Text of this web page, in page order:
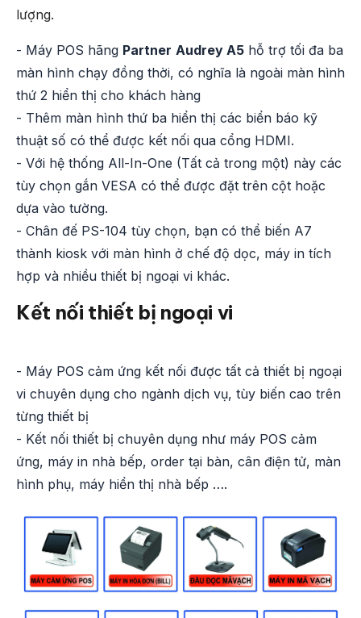
lượng.
- Máy POS hãng Partner Audrey A5 hỗ trợ tối đa ba
màn hình chạy đồng thời, có nghĩa là ngoài màn hình
thứ 2 hiển thị cho khách hàng
- Thêm màn hình thứ ba hiển thị các biển báo kỹ
thuật số có thể được kết nối qua cổng HDMI.
- Với hệ thống All-In-One (Tất cả trong một) này các
tùy chọn gắn VESA có thể được đặt trên cột hoặc
dựa vào tường.
- Chân đế PS-104 tùy chọn, bạn có thể biến A7
thành kiosk với màn hình ở chế độ dọc, máy in tích
hợp và nhiều thiết bị ngoại vi khác.
Kết nối thiết bị ngoại vi
- Máy POS cảm ứng kết nối được tất cả thiết bị ngoại
vi chuyên dụng cho ngành dịch vụ, tùy biến cao trên
từng thiết bị
- Kết nối thiết bị chuyên dụng như máy POS cảm
ứng, máy in nhà bếp, order tại bàn, cân điện tử, màn
hình phụ, máy hiển thị nhà bếp ….